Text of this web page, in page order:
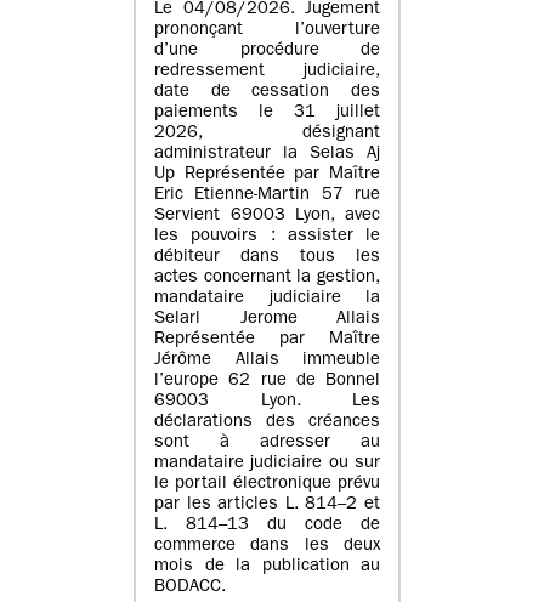
Le 04/08/2026. Jugement
prononçant l’ouverture
d’une procédure de
redressement judiciaire,
date de cessation des
paiements le 31 juillet
2026, désignant
administrateur la Selas Aj
Up Représentée par Maître
Eric Etienne-Martin 57 rue
Servient 69003 Lyon, avec
les pouvoirs : assister le
débiteur dans tous les
actes concernant la gestion,
mandataire judiciaire la
Selarl Jerome Allais
Représentée par Maître
Jérôme Allais immeuble
l’europe 62 rue de Bonnel
69003 Lyon. Les
déclarations des créances
sont à adresser au
mandataire judiciaire ou sur
le portail électronique prévu
par les articles L. 814–2 et
L. 814–13 du code de
commerce dans les deux
mois de la publication au
BODACC.